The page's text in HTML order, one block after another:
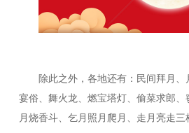
除此之外，各地还有：民间拜月
宴俗、舞火龙、燃宝塔灯、偷菜求郎
月烧香斗、乞月照月爬月、走月亮走三